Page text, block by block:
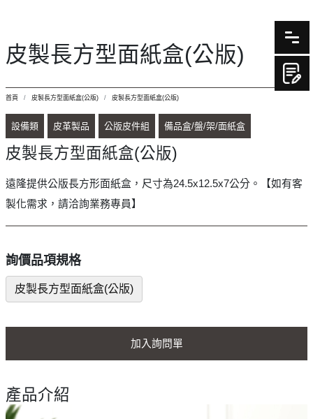
皮製長方型面紙盒(公版)
首頁 皮製長方型面紙盒(公版) 皮製長方型面紙盒(公版)
設備類 皮革製品 公版皮件組 備品盒/盤/架/面紙盒
皮製長方型面紙盒(公版)
遠隆提供公版長方形面紙盒，尺寸為24.5x12.5x7公分。【如有客
製化需求，請洽詢業務專員】
詢價品項規格
皮製長方型面紙盒(公版)
加入詢問單
產品介紹